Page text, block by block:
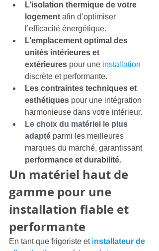
L’isolation thermique de votre
logement afin d’optimiser
l’efficacité énergétique.
L’emplacement optimal des
unités intérieures et
extérieures pour une installation
discrète et performante.
Les contraintes techniques et
esthétiques pour une intégration
harmonieuse dans votre intérieur.
Le choix du matériel le plus
adapté parmi les meilleures
marques du marché, garantissant
performance et durabilité.
Un matériel haut de
gamme pour une
installation fiable et
performante
En tant que frigoriste et installateur de